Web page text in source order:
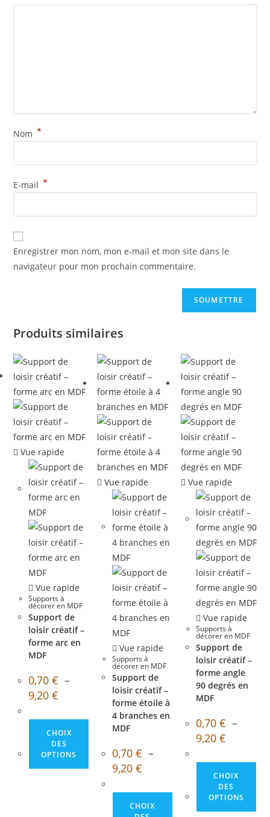
Nom *
E-mail *
Enregistrer mon nom, mon e-mail et mon site dans le
navigateur pour mon prochain commentaire.
Produits similaires
Vue rapide
Vue rapide
Supports à
décorer en MDF
Support de
loisir créatif –
forme arc en
MDF
0,70€ –
9,20€
0,70 €
9,20 €
CHOIX
DES
OPTIONS
plusieurs
variations.
Vue rapide
Vue rapide
Supports à
décorer en MDF
Support de
loisir créatif –
forme étoile à
4 branches en
MDF
0,70 € –
9,20 €Plage
de
0,70 €
9,20 €
CHOIX
produit
Vue rapide
Vue rapide
Supports à
décorer en MDF
Support de
loisir créatif –
forme angle
90 degrés en
MDF
0,70 € –
9,20 €Plage
de
0,70 €
9,20 €
CHOIX
DES
OPTIONS